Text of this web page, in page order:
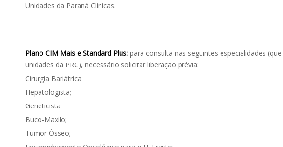
Unidades da Paraná Clínicas.
Plano CIM Mais e Standard Plus: para consulta nas seguintes especialidades
unidades da PRC), necessário solicitar liberação prévia:
Cirurgia Bariátrica
Hepatologista;
Geneticista;
Buco-Maxilo;
Tumor Ósseo;